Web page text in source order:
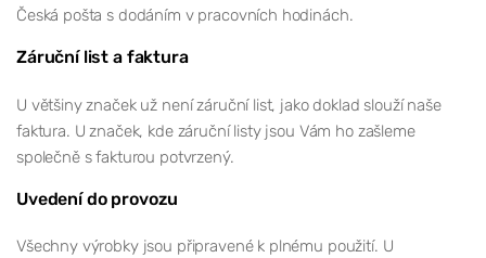
Česká pošta s dodáním v pracovních hodinách.
Záruční list a faktura
U většiny značek už není záruční list, jako doklad slouží naše
faktura. U značek, kde záruční listy jsou Vám ho zašleme
společně s fakturou potvrzený.
Uvedení do provozu
Všechny výrobky jsou připravené k plnému použití. U